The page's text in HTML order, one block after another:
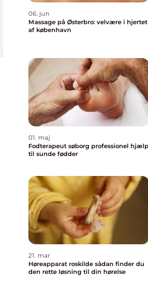
06. jun
Massage på Østerbro: velvære i hjertet
af københavn
01. maj
Fodterapeut søborg professionel hjælp
til sunde fødder
21. mar
Høreapparat roskilde sådan finder du
den rette løsning til din hørelse